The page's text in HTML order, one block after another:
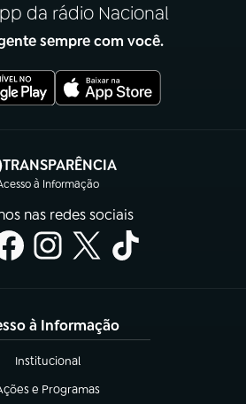
da rádio Nacional
sempre com você.
TRANSPARÊNCIA
à Informação
(abre em nova aba)
nas redes sociais
à Informação
Institucional
(abre em nova aba)
e Programas
em nova aba)